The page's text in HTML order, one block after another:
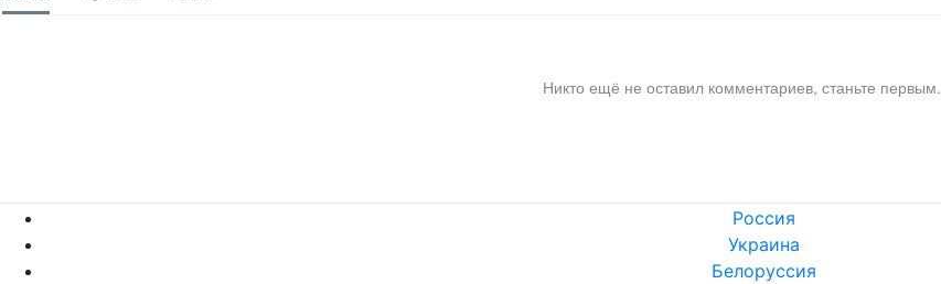
Никто ещё не оставил комментариев, станьте первым.
Россия
Украина
Белоруссия